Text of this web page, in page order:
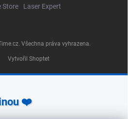
Store Laser Expert
Vytvořil Shoptet
. Všechna práva vyhrazena.
❤️